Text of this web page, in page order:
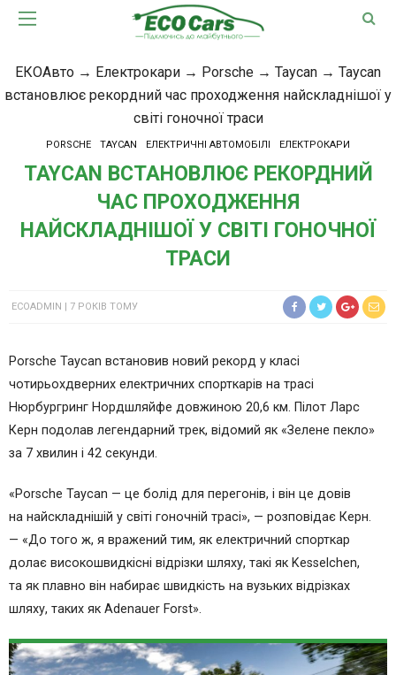
ЕКОАвто → Електрокари → Porsche → Taycan → Taycan
встановлює рекордний час проходження найскладнішої у
світі гоночної траси
PORSCHE TAYCAN ЕЛЕКТРИЧНІ АВТОМОБІЛІ ЕЛЕКТРОКАРИ
TAYCAN ВСТАНОВЛЮЄ РЕКОРДНИЙ
ЧАС ПРОХОДЖЕННЯ
НАЙСКЛАДНІШОЇ У СВІТІ ГОНОЧНОЇ
ТРАСИ
ECOADMIN 7 РОКІВ ТОМУ
Porsche Taycan встановив новий рекорд у класі
чотирьохдверних електричних спорткарів на трасі
Нюрбургринг Нордшляйфе довжиною 20,6 км. Пілот Ларс
Керн подолав легендарний трек, відомий як «Зелене пекло»
за 7 хвилин і 42 секунди.
«Porsche Taycan — це болід для перегонів, і він це довів
на найскладнішій у світі гоночній трасі», — розповідає Керн.
— «До того ж, я вражений тим, як електричний спорткар
долає високошвидкісні відрізки шляху, такі як Kesselchen,
та як плавно він набирає швидкість на вузьких відрізках
шляху, таких як Adenauer Forst».